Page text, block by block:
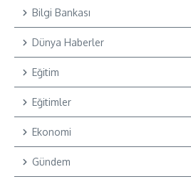
Bilgi Bankası
Dünya Haberler
Eğitim
Eğitimler
Ekonomi
Gündem